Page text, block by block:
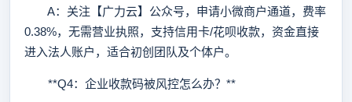
A：关注【广力云】公众号，申请小微商户通道，费率
0.38%，无需营业执照，支持信用卡/花呗收款，资金直接
进入法人账户，适合初创团队及个体户。
**Q4：企业收款码被风控怎么办？**